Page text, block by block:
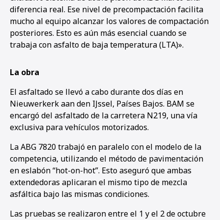
1 23
diferencia real. Ese nivel de precompactación facilita
mucho al equipo alcanzar los valores de compactación
posteriores. Esto es aún más esencial cuando se
trabaja con asfalto de baja temperatura (LTA)».
La obra
El asfaltado se llevó a cabo durante dos días en
Nieuwerkerk aan den IJssel, Países Bajos. BAM se
encargó del asfaltado de la carretera N219, una vía
exclusiva para vehículos motorizados.
La ABG 7820 trabajó en paralelo con el modelo de la
competencia, utilizando el método de pavimentación
en eslabón “hot-on-hot”. Esto aseguró que ambas
extendedoras aplicaran el mismo tipo de mezcla
asfáltica bajo las mismas condiciones.
Las pruebas se realizaron entre el 1 y el 2 de octubre